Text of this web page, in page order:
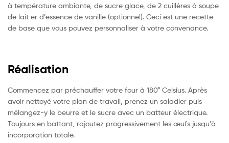
à température ambiante, de sucre glace, de 2 cuillères à soupe
de lait er d’essence de vanille (optionnel). Ceci est une recette
de base que vous pouvez personnaliser à votre convenance.
Réalisation
Commencez par préchauffer votre four à 180° Celsius. Après
avoir nettoyé votre plan de travail, prenez un saladier puis
mélangez-y le beurre et le sucre avec un batteur électrique.
Toujours en battant, rajoutez progressivement les œufs jusqu’à
incorporation totale.